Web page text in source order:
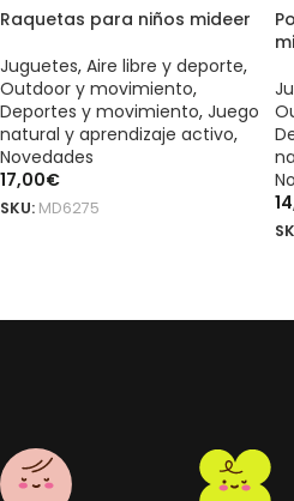
Raquetas para niños mideer
Juguetes, Aire libre y deporte,
Outdoor y movimiento,
Deportes y movimiento, Juego
natural y aprendizaje activo,
Novedades
17,00€
SKU: MD6275